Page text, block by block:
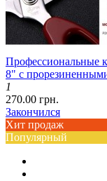
Профессиональные
8" с
1
270.00 грн.
Закончился
Хит продаж
Популярный